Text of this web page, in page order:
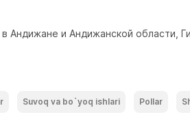
Андижане и Андижанской области,
Suvoq va bo`yoq ishlari Pollar